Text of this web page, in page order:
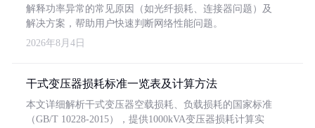
解释功率异常的常见原因（如光纤损耗、连接器问题）及
解决方案，帮助用户快速判断网络性能问题。
2026年8月4日
干式变压器损耗标准一览表及计算方法
本文详细解析干式变压器空载损耗、负载损耗的国家标准
（GB/T 10228-2015），提供1000kVA变压器损耗计算实